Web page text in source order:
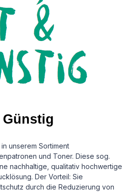
unserem Sortiment
und Toner. Diese sog.
nachhaltige, qualitativ hochwertige
Der Vorteil: Sie
durch die Reduzierung von